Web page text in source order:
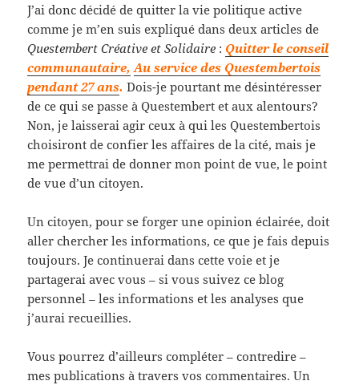
J’ai donc décidé de quitter la vie politique active
comme je m’en suis expliqué dans deux articles de
Questembert Créative et Solidaire : Quitter le conseil
communautaire, Au service des Questembertois
pendant 27 ans.Dois-je pourtant me désintéresser
de ce qui se passe à Questembert et aux alentours?
Non, je laisserai agir ceux à qui les Questembertois
choisiront de confier les affaires de la cité, mais je
me permettrai de donner mon point de vue, le point
de vue d’un citoyen.
Un citoyen, pour se forger une opinion éclairée, doit
aller chercher les informations, ce que je fais depuis
toujours. Je continuerai dans cette voie et je
partagerai avec vous – si vous suivez ce blog
personnel – les informations et les analyses que
j’aurai recueillies.
Vous pourrez d’ailleurs compléter – contredire –
mes publications à travers vos commentaires. Un